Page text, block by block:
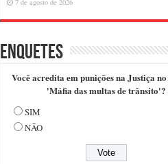
7 de agosto de 2026
Enquetes
Você acredita em punições na Justiça no
'Máfia das multas de trânsito'?
SIM
NÃO